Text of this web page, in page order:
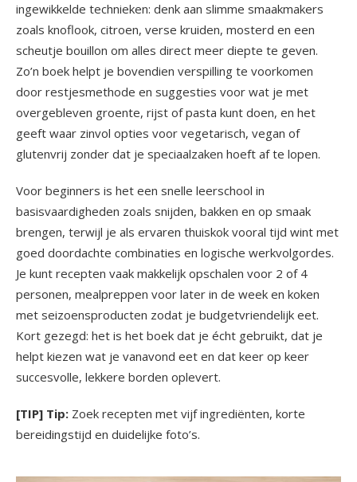
ingewikkelde technieken: denk aan slimme smaakmakers
zoals knoflook, citroen, verse kruiden, mosterd en een
scheutje bouillon om alles direct meer diepte te geven.
Zo’n boek helpt je bovendien verspilling te voorkomen
door restjesmethode en suggesties voor wat je met
overgebleven groente, rijst of pasta kunt doen, en het
geeft waar zinvol opties voor vegetarisch, vegan of
glutenvrij zonder dat je speciaalzaken hoeft af te lopen.
Voor beginners is het een snelle leerschool in
basisvaardigheden zoals snijden, bakken en op smaak
brengen, terwijl je als ervaren thuiskok vooral tijd wint met
goed doordachte combinaties en logische werkvolgordes.
Je kunt recepten vaak makkelijk opschalen voor 2 of 4
personen, mealpreppen voor later in de week en koken
met seizoensproducten zodat je budgetvriendelijk eet.
Kort gezegd: het is het boek dat je écht gebruikt, dat je
helpt kiezen wat je vanavond eet en dat keer op keer
succesvolle, lekkere borden oplevert.
[TIP] Tip: Zoek recepten met vijf ingrediënten, korte
bereidingstijd en duidelijke foto’s.